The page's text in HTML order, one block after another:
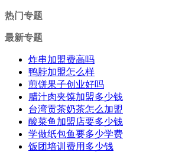
热门专题
最新专题
炸串加盟费高吗
鸭脖加盟怎么样
煎饼果子创业好吗
腊汁肉夹馍加盟多少钱
台湾贡茶奶茶怎么加盟
酸菜鱼加盟店要多少钱
学做纸包鱼要多少学费
饭团培训费用多少钱